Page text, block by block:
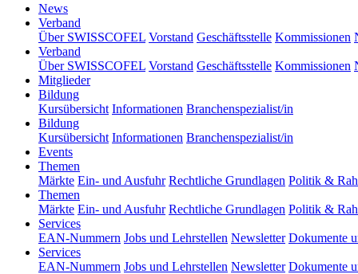
News(current)
Verband
Über SWISSCOFEL Vorstand Geschäftsstelle Kommissionen
Verband
Über SWISSCOFEL Vorstand Geschäftsstelle Kommissionen
Mitglieder(current)
Bildung(current)
Kursübersicht Informationen Branchenspezialist/in
Bildung(current)
Kursübersicht Informationen Branchenspezialist/in
Events(current)
Themen
Märkte Ein- und Ausfuhr Rechtliche Grundlagen Politik &
Themen
Märkte Ein- und Ausfuhr Rechtliche Grundlagen Politik &
Services(current)
EAN-Nummern Jobs und Lehrstellen Newsletter Dokumente
Services(current)
EAN-Nummern Jobs und Lehrstellen Newsletter Dokumente